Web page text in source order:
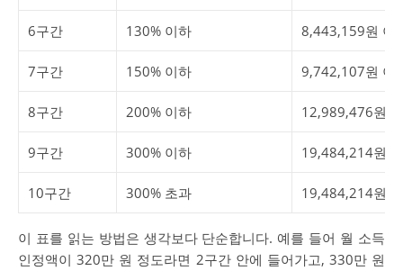
6구간 130% 이하 8,443,159원 이
7구간 150% 이하 9,742,107원 이
8구간 200% 이하 12,989,476원
9구간 300% 이하 19,484,214원
10구간 300% 초과 19,484,214원
이 표를 읽는 방법은 생각보다 단순합니다. 예를 들어 월 소득
인정액이 320만 원 정도라면 2구간 안에 들어가고, 330만 원